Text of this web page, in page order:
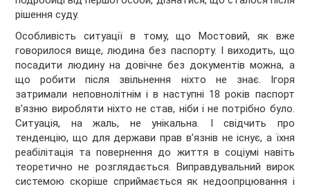
рішення суду.
Особливість ситуації в тому, що Мостовий, як вже
говорилося вище, людина без паспорту. І виходить, що
посадити людину на довічне без документів можна, а
що робити після звільнення ніхто не знає. Ігоря
затримали неповнолітнім і в наступні 18 років паспорт
в’язню виробляти ніхто не став, ніби і не потрібно було.
Ситуація, на жаль, не унікальна. І свідчить про
тенденцію, що для держави прав в’язнів не існує, а їхня
реабілітація та повернення до життя в соціумі навіть
теоретично не розглядається. Виправдувальний вирок
системою скоріше сприймається як недоопрцювання і